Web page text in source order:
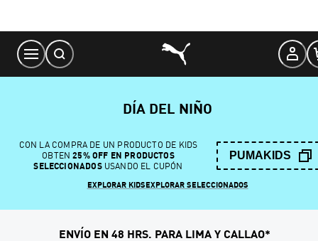
Content
DÍA DEL NIÑO
CON LA COMPRA DE UN PRODUCTO DE KIDS
OBTEN 25% OFF EN PRODUCTOS
SELECCIONADOSUSANDO EL CUPÓN
PUMAKIDS
EXPLORAR KIDSEXPLORAR SELECCIONADOS
ENVÍO EN 48 HRS. PARA LIMA Y CALLAO*